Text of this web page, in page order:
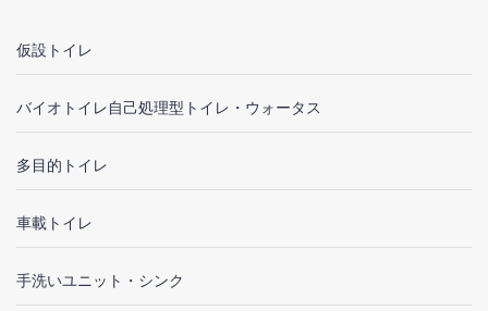
仮設トイレ
バイオトイレ自己処理型トイレ・ウォータス
多目的トイレ
車載トイレ
手洗いユニット・シンク